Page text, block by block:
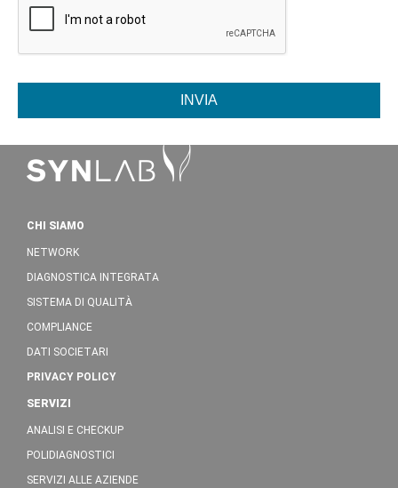
INVIA
CHI SIAMO
NETWORK
DIAGNOSTICA INTEGRATA
SISTEMA DI QUALITÀ
COMPLIANCE
DATI SOCIETARI
PRIVACY POLICY
SERVIZI
ANALISI E CHECKUP
POLIDIAGNOSTICI
SERVIZI ALLE AZIENDE